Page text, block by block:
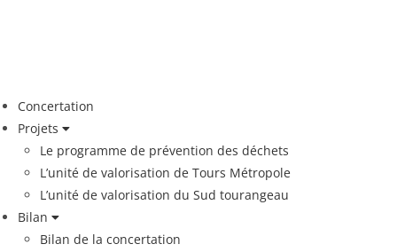
Concertation
Projets
Le programme de prévention des déchets
L’unité de valorisation de Tours Métropole
L’unité de valorisation du Sud tourangeau
Bilan
Bilan de la concertation